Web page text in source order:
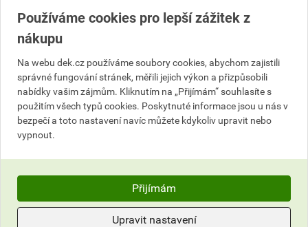
537,53 Kč celkem s DPH
Nevíte si rady?
Často kladené otázky
510 000 100
Používáme cookies pro lepší zážitek z
nákupu
Na webu dek.cz používáme soubory cookies, abychom zajistili
správné fungování stránek, měřili jejich výkon a přizpůsobili
nabídky vašim zájmům. Kliknutím na „Přijímám“ souhlasíte s
použitím všech typů cookies. Poskytnuté informace jsou u nás v
bezpečí a toto nastavení navíc můžete kdykoliv upravit nebo
vypnout.
Přijímám
Upravit nastavení